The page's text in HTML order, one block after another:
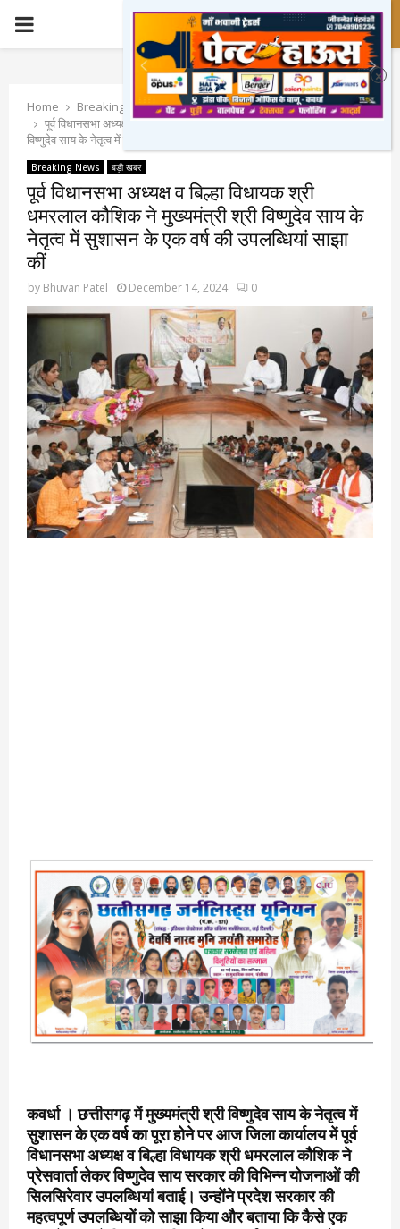
PRIMARY
Home
Breaking News
पूर्व विधानसभा अध्यक्ष व बिल्हा विधायक श्री धमरलाल कौशिक ने मुख्यमंत्री श्री
विष्णुदेव साय के नेतृत्व में सुशासन के एक वर्ष की उपलब्धियां साझा कीं
Breaking News बड़ी खबर
पूर्व विधानसभा अध्यक्ष व बिल्हा विधायक श्री
धमरलाल कौशिक ने मुख्यमंत्री श्री विष्णुदेव साय के
नेतृत्व में सुशासन के एक वर्ष की उपलब्धियां साझा
कीं
by Bhuvan Patel December 14, 2024 0
कवर्धा । छत्तीसगढ़ में मुख्यमंत्री श्री विष्णुदेव साय के नेतृत्व में
सुशासन के एक वर्ष का पूरा होने पर आज जिला कार्यालय में पूर्व
विधानसभा अध्यक्ष व बिल्हा विधायक श्री धमरलाल कौशिक ने
प्रेसवार्ता लेकर विष्णुदेव साय सरकार की विभिन्न योजनाओं की
सिलसिरेवार उपलब्धियां बताई। उन्होंने प्रदेश सरकार की
महत्वपूर्ण उपलब्धियों को साझा किया और बताया कि कैसे एक